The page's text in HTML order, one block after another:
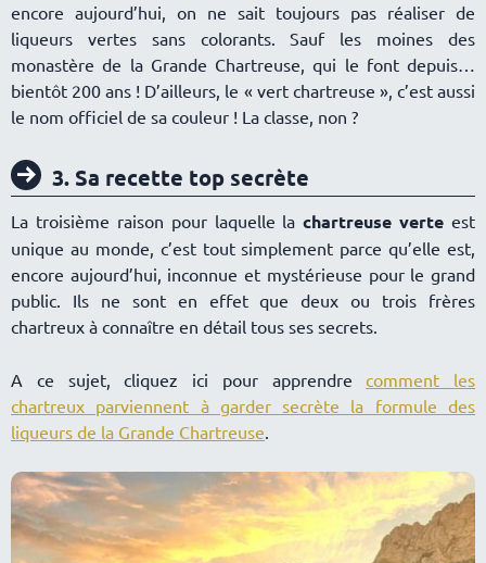
encore aujourd’hui, on ne sait toujours pas réaliser de
liqueurs vertes sans colorants. Sauf les moines des
monastère de la Grande Chartreuse, qui le font depuis
bientôt 200 ans ! D’ailleurs, le « vert chartreuse », c’est aussi
le nom officiel de sa couleur ! La classe, non ?
3. Sa recette top secrète
La troisième raison pour laquelle lachartreuse verte est
unique au monde, c’est tout simplement parce qu’elle est,
encore aujourd’hui, inconnue et mystérieuse pour le grand
public. Ils ne sont en effet que deux ou trois frères
chartreux à connaître en détail tous ses secrets.
A ce sujet, cliquez ici pour apprendrecomment les
chartreux parviennent à garder secrète la formule des
liqueurs de la Grande Chartreuse.